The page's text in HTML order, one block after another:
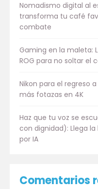
Nomadismo digital al
transforma tu café
combate
Gaming en la maleta:
ROG para no soltar el
Nikon para el regreso
más fotazas en 4K
Haz que tu voz se
con dignidad): Llega la
por IA
Comentarios